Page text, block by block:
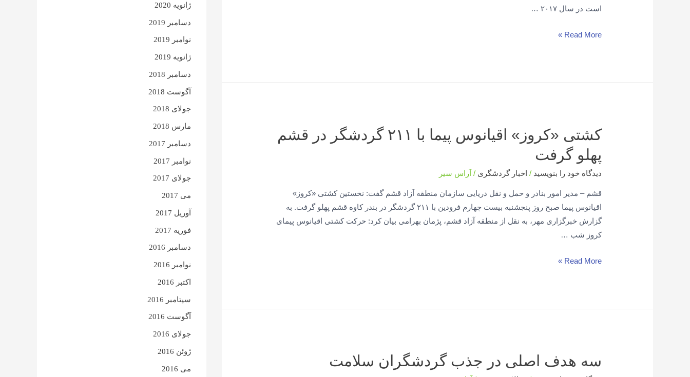
است در سال ۲۰۱۷ …
Read More »
کشتی «کروز» اقیانوس پیما با ۲۱۱ گردشگر در قشم
پهلو گرفت
دیدگاه‌ خود را بنویسید / اخبار گردشگری / آراس سیر
قشم – مدیر امور بنادر و حمل و نقل دریایی سازمان منطقه آزاد قشم گفت: نخستین کشتی «کروز»
اقیانوس پیما صبح روز پنجشنبه بیست چهارم فرودین با ۲۱۱ گردشگر در بندر کاوه قشم پهلو گرفت. به
گزارش خبرگزاری مهر، به نقل از منطقه آزاد قشم، پژمان بهرامی بیان کرد: حرکت کشتی اقیانوس پیمای
کروز شب …
Read More »
سه هدف اصلی در جذب گردشگران سلامت
ژانویه 2020
دسامبر 2019
نوامبر 2019
ژانویه 2019
دسامبر 2018
آگوست 2018
جولای 2018
مارس 2018
دسامبر 2017
نوامبر 2017
جولای 2017
می 2017
آوریل 2017
فوریه 2017
دسامبر 2016
نوامبر 2016
اکتبر 2016
سپتامبر 2016
آگوست 2016
جولای 2016
ژوئن 2016
می 2016